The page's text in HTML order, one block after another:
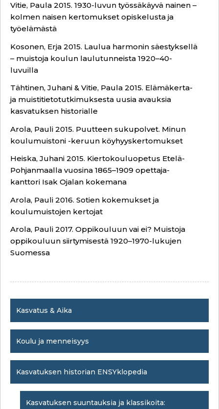
Vitie, Paula 2015. 1930-luvun työssäkäyvä nainen –
kolmen naisen kertomukset opiskelusta ja
työelämästä
Kosonen, Erja 2015. Laulua harmonin säestyksellä
– muistoja koulun laulutunneista 1920–40-
luvuilla
Tähtinen, Juhani & Vitie, Paula 2015. Elämäkerta-
ja muistitietotutkimuksesta uusia avauksia
kasvatuksen historialle
Arola, Pauli 2015. Puutteen sukupolvet. Minun
koulumuistoni -keruun köyhyyskertomukset
Heiska, Juhani 2015. Kiertokouluopetus Etelä-
Pohjanmaalla vuosina 1865–1909 opettaja-
kanttori Isak Ojalan kokemana
Arola, Pauli 2016. Sotien kokemukset ja
koulumuistojen kertojat
Arola, Pauli 2017. Oppikouluun vai ei? Muistoja
oppikouluun siirtymisestä 1920–1970-lukujen
Suomessa
Kasvatus & Aika
Koulu ja menneisyys
Kasvatuksen historian ENSYklopedia
Kasvatuksen suuntauksia ja klassikoita: